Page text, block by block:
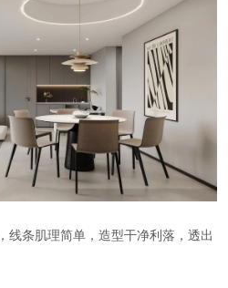
线条肌理简单，造型干净利落，透出